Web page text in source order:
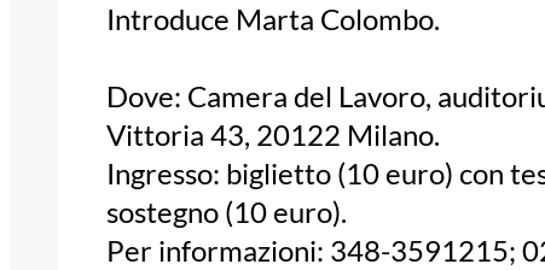
Introduce Marta Colombo.
Dove: Camera del Lavoro,
Vittoria 43, 20122 Milano.
Ingresso: biglietto (10 euro) con
sostegno (10 euro).
Per informazioni: 348-3591215;